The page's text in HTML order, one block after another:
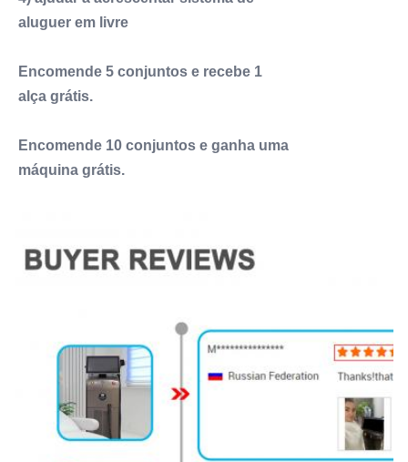
aluguer em livre
Encomende 5 conjuntos e recebe 1
alça grátis.
Encomende 10 conjuntos e ganha uma
máquina grátis.